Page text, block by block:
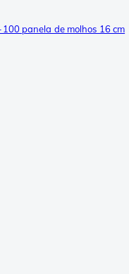
panela de molhos 16 cm